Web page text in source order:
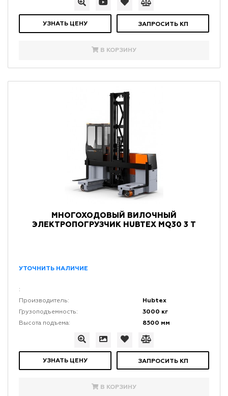
УЗНАТЬ ЦЕНУ ЗАПРОСИТЬ КП
В КОРЗИНУ
МНОГОХОДОВЫЙ ВИЛОЧНЫЙ
ЭЛЕКТРОПОГРУЗЧИК HUBTEX MQ30 3 Т
УТОЧНИТЬ НАЛИЧИЕ
:
Производитель:
Hubtex
Грузоподъемность: 3000 кг
Высота подъема: 8500 мм
УЗНАТЬ ЦЕНУ ЗАПРОСИТЬ КП
В КОРЗИНУ